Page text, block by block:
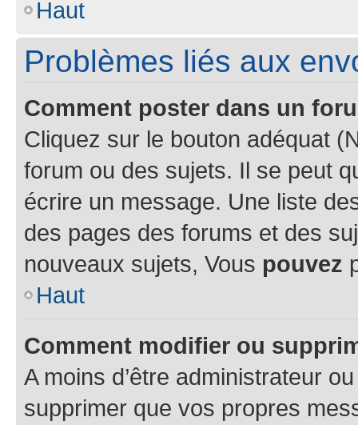
Haut
Problèmes liés aux
Comment poster dans un
Cliquez sur le bouton adéquat
forum ou des sujets. Il se peut
écrire un message. Une liste
des pages des forums et des
nouveaux sujets, Vous pouvez
Haut
Comment modifier ou
A moins d’être administrateur
supprimer que vos propres